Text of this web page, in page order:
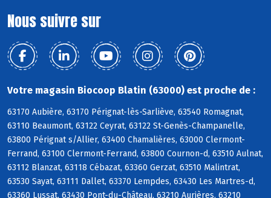
Nous suivre sur
Votre magasin Biocoop Blatin (63000) est proche de :
63170 Aubière, 63170 Pérignat-lès-Sarliève, 63540 Romagnat,
63110 Beaumont, 63122 Ceyrat, 63122 St-Genès-Champanelle,
63800 Pérignat s/Allier, 63400 Chamalières, 63000 Clermont-
Ferrand, 63100 Clermont-Ferrand, 63800 Cournon-d, 63510 Aulnat,
63112 Blanzat, 63118 Cébazat, 63360 Gerzat, 63510 Malintrat,
63530 Sayat, 63111 Dallet, 63370 Lempdes, 63430 Les Martres-d,
63360 Lussat, 63430 Pont-du-Château, 63210 Aurières, 63210